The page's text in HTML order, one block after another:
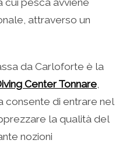
attraverso un
da Carloforte è la
Center Tonnare
consente di entrare nel
la qualità del
nozioni